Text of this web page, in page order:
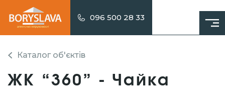
096 500 28 33
Каталог об'єктів
ЖК “360” - Чайка